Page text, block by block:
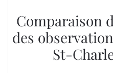
Comparaison
des
St-